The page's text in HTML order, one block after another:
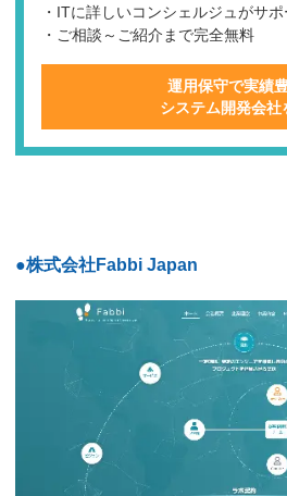
・ITに詳しいコンシェルジュがサポ
・ご相談～ご紹介まで完全無料
運用保守で実績
システム開発会社
●株式会社Fabbi Japan